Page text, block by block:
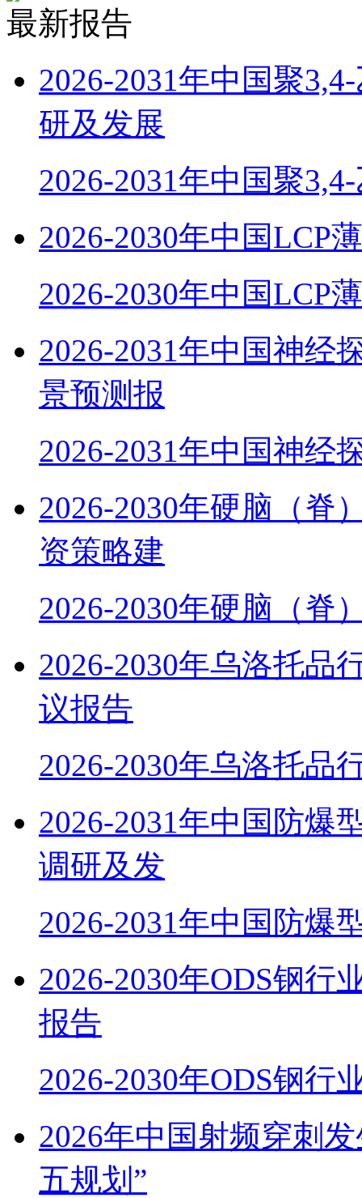
最新报告
2026-2031年中国聚
研及发展
2026-2031年中国聚
2026-2030年中国LCP
2026-2030年中国LCP
2026-2031年中国神经
景预测报
2026-2031年中国神经
2026-2030年硬脑（脊
资策略建
2026-2030年硬脑（脊
2026-2030年乌洛托品
议报告
2026-2030年乌洛托品
2026-2031年中国防爆
调研及发
2026-2031年中国防爆
2026-2030年ODS钢行
报告
2026-2030年ODS钢行
2026年中国射频穿刺
五规划”